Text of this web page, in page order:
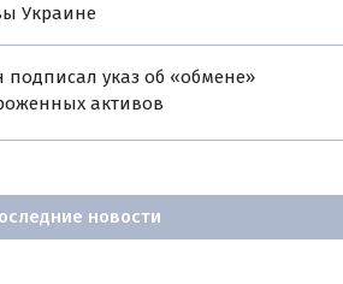
Украине
подписал указ об «обмене»
активов
новости